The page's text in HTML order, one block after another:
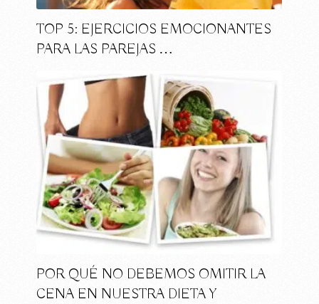
TOP 5: EJERCICIOS EMOCIONANTES
PARA LAS PAREJAS …
POR QUÉ NO DEBEMOS OMITIR LA
CENA EN NUESTRA DIETA Y